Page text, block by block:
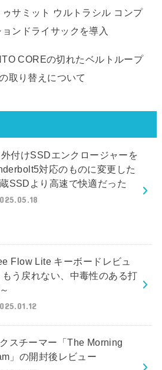
ゥサミット ウルトラシル コンプ
ョンドライサックを導入
COREの切れたベルトループ
取り替えについて
付けSSDエンクロージャーを
対応のものに変更した
SSDより高速で快適だった
Flow Lite キーボードレビュ
もう戻れない、中毒性のある打
スチーマー「The Morning
」の開封後レビュー